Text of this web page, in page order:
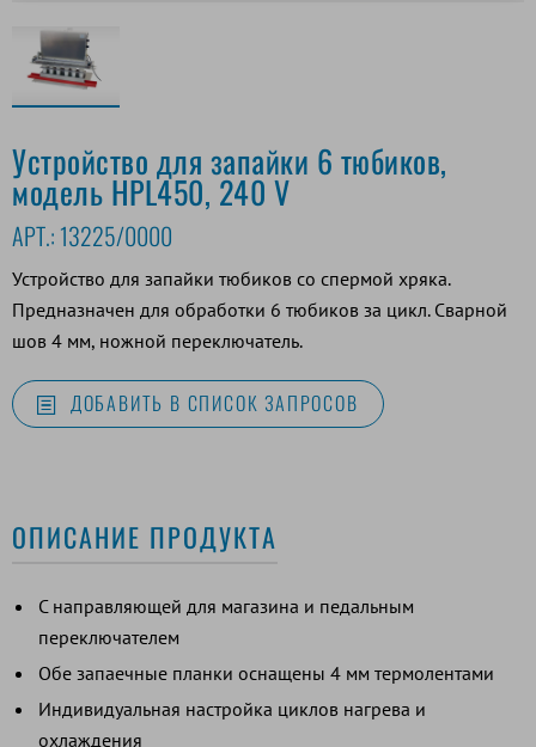
Устройство для запайки 6 тюбиков,
модель HPL450, 240 V
АРТ.: 13225/0000
Устройство для запайки тюбиков со спермой хряка.
Предназначен для обработки 6 тюбиков за цикл. Сварной
шов 4 мм, ножной переключатель.
ДОБАВИТЬ В СПИСОК ЗАПРОСОВ
ОПИСАНИЕ ПРОДУКТА
С направляющей для магазина и педальным
переключателем
Обе запаечные планки оснащены 4 мм термолентами
Индивидуальная настройка циклов нагрева и
охлаждения